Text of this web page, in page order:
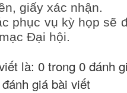
giấy xác nhận.
vụ kỳ họp sẽ
Đại hội.
là: 0 trong 0 đánh
giá bài viết